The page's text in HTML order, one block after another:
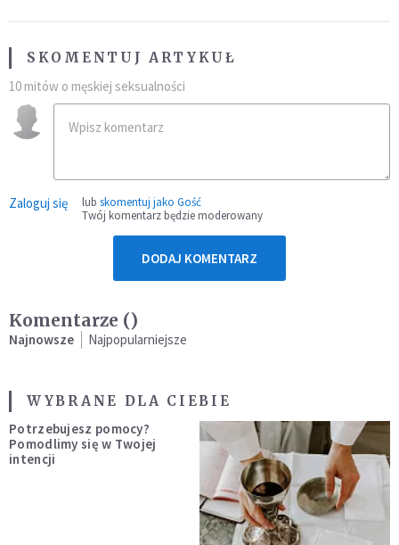
SKOMENTUJ ARTYKUŁ
10 mitów o męskiej seksualności
Zaloguj się lub skomentuj jako Gość
Twój komentarz będzie moderowany
DODAJ KOMENTARZ
Komentarze ()
Najnowsze Najpopularniejsze
WYBRANE DLA CIEBIE
Potrzebujesz pomocy?
Pomodlimy się w Twojej
intencji